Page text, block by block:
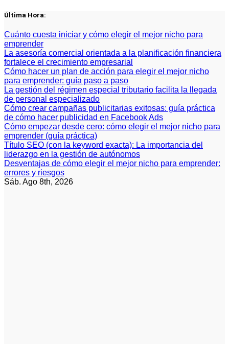
Saltar
contenido
Última Hora:
Cuánto cuesta iniciar y cómo elegir el mejor nicho para
emprender
La asesoría comercial orientada a la planificación financiera
fortalece el crecimiento empresarial
Cómo hacer un plan de acción para elegir el mejor nicho
para emprender: guía paso a paso
La gestión del régimen especial tributario facilita la llegada
de personal especializado
Cómo crear campañas publicitarias exitosas: guía práctica
de cómo hacer publicidad en Facebook Ads
Cómo empezar desde cero: cómo elegir el mejor nicho para
emprender (guía práctica)
Título SEO (con la keyword exacta): La importancia del
liderazgo en la gestión de autónomos
Desventajas de cómo elegir el mejor nicho para emprender:
errores y riesgos
Sáb. Ago 8th, 2026